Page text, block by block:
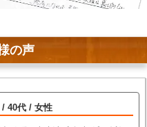
の声
40代 / 女性